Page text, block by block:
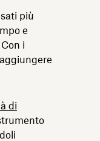
più
e
i
di